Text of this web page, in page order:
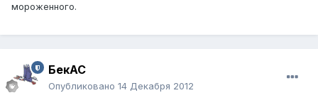
мороженного.
БекАС
Опубликовано 14 Декабря 2012